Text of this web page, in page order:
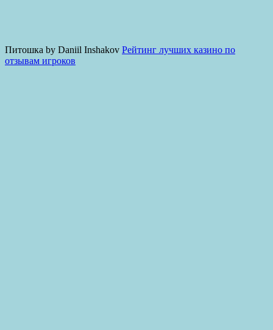
Питошка by Daniil Inshakov Рейтинг лучших казино по
отзывам игроков